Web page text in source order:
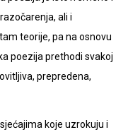
ali i
teorije, pa na osnovu
poezija prethodi svakoj
prepredena,
koje uzrokuju i